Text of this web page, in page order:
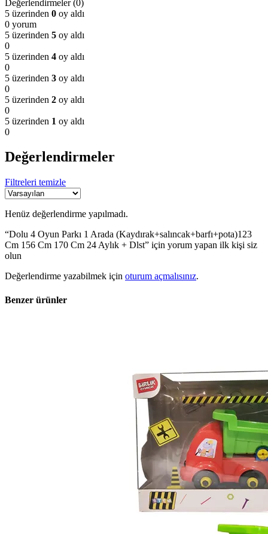
Değerlendirmeler (0)
5 üzerinden 0 oy aldı
0 yorum
5 üzerinden 5 oy aldı
0
5 üzerinden 4 oy aldı
0
5 üzerinden 3 oy aldı
0
5 üzerinden 2 oy aldı
0
5 üzerinden 1 oy aldı
0
Değerlendirmeler
Filtreleri temizle
Henüz değerlendirme yapılmadı.
“Dolu 4 Oyun Parkı 1 Arada (Kaydırak+salıncak+barfı+pota)123
Cm 156 Cm 170 Cm 24 Aylık + Dlst” için yorum yapan ilk kişi siz
olun
Değerlendirme yazabilmek için oturum açmalısınız.
Benzer ürünler